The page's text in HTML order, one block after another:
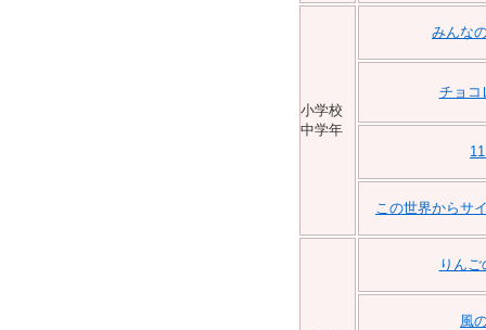
小学校
中学年
みんな
チョコ
この世界からサ
りん
風